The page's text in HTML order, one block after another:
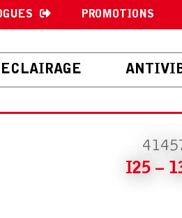
PROMOTIONS
ECLAIRAGE
I25 –